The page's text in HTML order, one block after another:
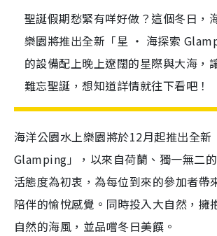
聖誕假期愁緊有咩好做？這個冬日，
樂園將推出全新「星 ‧ 海探索
的設備配上晚上遼闊的星際與大海，
難忘聖誕，想知道詳情就往下看吧！
海洋公園水上樂園將於12月起推出全
Glamping」，以來自荷蘭、獨一無二
活態度為初衷，為每位到來的參加者帶
陪伴的愉悅感覺。同時投入大自然，擁
自然的海風，並品嚐冬日美饌。